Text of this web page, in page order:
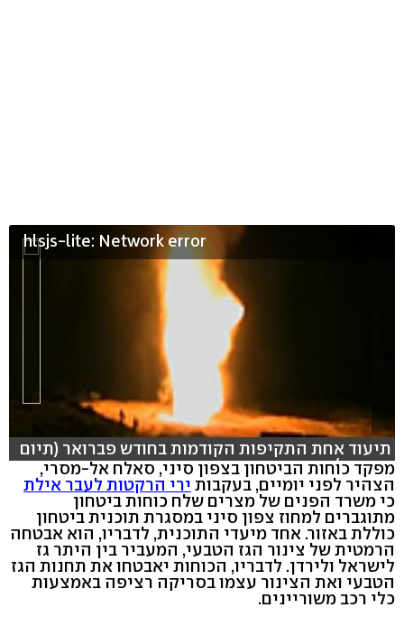
hlsjs-lite: Network error
תיעוד אחת התקיפות הקודמות בחודש פברואר (תיום
רויטרס)
מפקד כוחות הביטחון בצפון סיני, סאלח אל-מסרי,
הצהיר לפני יומיים, בעקבות ירי הרקטות לעבר אילת
כי משרד הפנים של מצרים שלח כוחות ביטחון
מתוגברים למחוז צפון סיני במסגרת תוכנית ביטחון
כוללת באזור. אחד מיעדי התוכנית, לדבריו, הוא אבטחה
הרמטית של צינור הגז הטבעי, המעביר בין היתר גז
לישראל ולירדן. לדבריו, הכוחות יאבטחו את תחנות הגז
הטבעי ואת הצינור עצמו בסריקה רציפה באמצעות
כלי רכב משוריינים.